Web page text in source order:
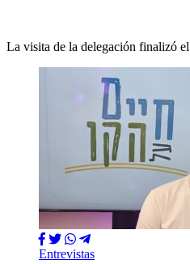
La visita de la delegación finalizó
Entrevistas